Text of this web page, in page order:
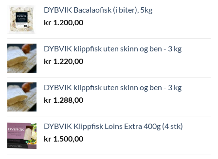
DYBVIK Bacalaofisk (i biter), 5kg
kr 1.200,00
DYBVIK klippfisk uten skinn og ben - 3 kg
kr 1.220,00
DYBVIK klippfisk uten skinn og ben - 3 kg
kr 1.288,00
DYBVIK Klippfisk Loins Extra 400g (4 stk)
kr 1.500,00